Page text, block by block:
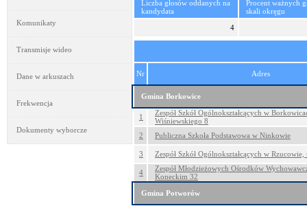
Komunikaty
Transmisje wideo
Dane w arkuszach
Frekwencja
Dokumenty wyborcze
Liczba głosów oddanych na
kandydata
Procent ważnych
skali okręgu
4
Nr Adres
Gmina Borkowice
1
Zespół Szkół Ogólnokształcących w
Wiśniewskiego 8
2
Publiczna Szkoła Podstawowa w Ninkowie
3 Zespół Szkół Ogólnokształcących w
4
Zespół Młodzieżowych Ośrodków
Koneckim 32
Gmina Potworów